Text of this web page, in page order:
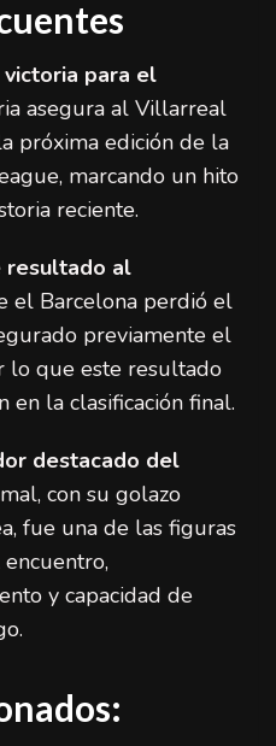
victoria para el
asegura al Villarreal
próxima edición de la
marcando un hito
reciente.
resultado al
el Barcelona perdió el
previamente el
lo que este resultado
en la clasificación final.
destacado del
con su golazo
fue una de las figuras
y capacidad de